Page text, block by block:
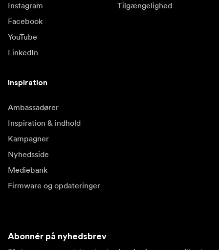
Instagram
Facebook
YouTube
LinkedIn
Tilgængelighed
Inspiration
Ambassadører
Inspiration & indhold
Kampagner
Nyhedsside
Mediebank
Firmware og opdateringer
Abonnér på nyhedsbrev